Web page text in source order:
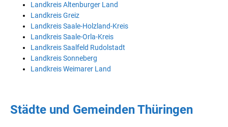
Landkreis Altenburger Land
Landkreis Greiz
Landkreis Saale-Holzland-Kreis
Landkreis Saale-Orla-Kreis
Landkreis Saalfeld Rudolstadt
Landkreis Sonneberg
Landkreis Weimarer Land
Städte und Gemeinden Thüringen